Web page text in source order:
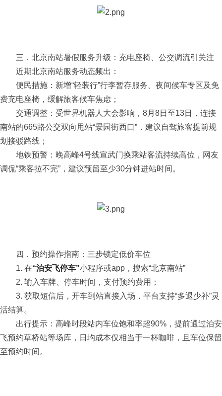
三．北京南站暑假服务升级：充电座椅、公交调流引关注
近期北京南站服务动态频出：
便民措施：新增“轻装行”行李暂存服务、夜间候车专区及免
费充电座椅，缓解旅客候车焦虑；
交通调整：受世界机器人大会影响，8月8日至13日，连接
南站的665路公交双向甩站“景园街西口”，建议自驾旅客提前规
划接驳路线；
地铁预警：晚高峰4号线宣武门换乘站客流持续高位，网友
调侃“乘客拉不完”，建议预留至少30分钟进站时间。
四．预约操作指南：三步锁定低价车位
1. 在“泊安飞停车”小程序或app，搜索“北京南站”
2. 输入车牌、停车时间，支付预约费用；
3. 获取短信后，开车到站直接入场，平台支持“多退少补”灵
活结算。
出行提示：高峰时段站内车位饱和率超90%，提前通过泊安
飞预约草桥站等场库，日均成本仅相当于一杯咖啡，且车位保留
至预约时间。